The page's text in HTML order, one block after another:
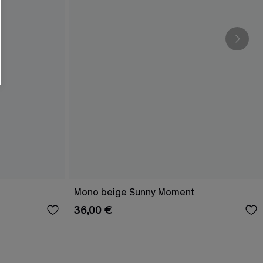
Mono beige Sunny Moment
36,00 €
formulario, usted acepta nuestros
de Cupshe en cualquier momento del
y ofertas adaptados a su perfil.